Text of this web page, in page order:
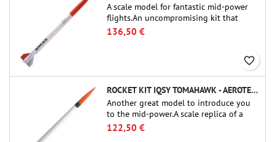
A scale model for fantastic mid-power
flights.An uncompromising kit that
allows you to build a replica of one of
the most famous sounding-rocket ever.
136,50 €
favorite_border
ROCKET KIT IQSY TOMAHAWK - AEROTECH
Another great model to introduce you
to the mid-power.A scale replica of a
famous sounding rocket, small in size
and peefect to move to higher-level kits.
122,50 €